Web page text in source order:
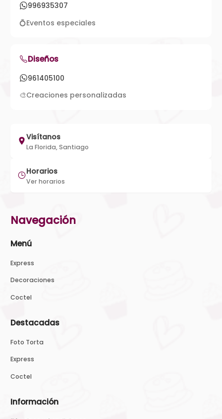
996935307
💍Eventos especiales
Diseños
961405100
🎨Creaciones personalizadas
Visítanos
La Florida, Santiago
Horarios
Ver horarios
Navegación
Menú
Express
Decoraciones
Coctel
Destacadas
Foto Torta
Express
Coctel
Información